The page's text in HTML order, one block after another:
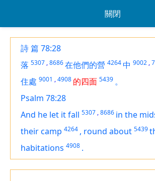
關閉
詩 篇 78:28
落 5307 ,8686在他們的營 4264中 9002 ,
住處 9001 ,4908 的四面 5439 。
Psalm 78:28
And he let itfall 5307 ,8686 in the
their camp 4264 , round about 5439
habitations 4908 .